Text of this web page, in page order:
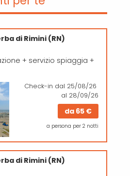
di Rimini (RN)
+ servizio spiaggia +
Check-in dal 25/08/26
al 28/09/26
da 65 €
a persona per 2 notti
di Rimini (RN)